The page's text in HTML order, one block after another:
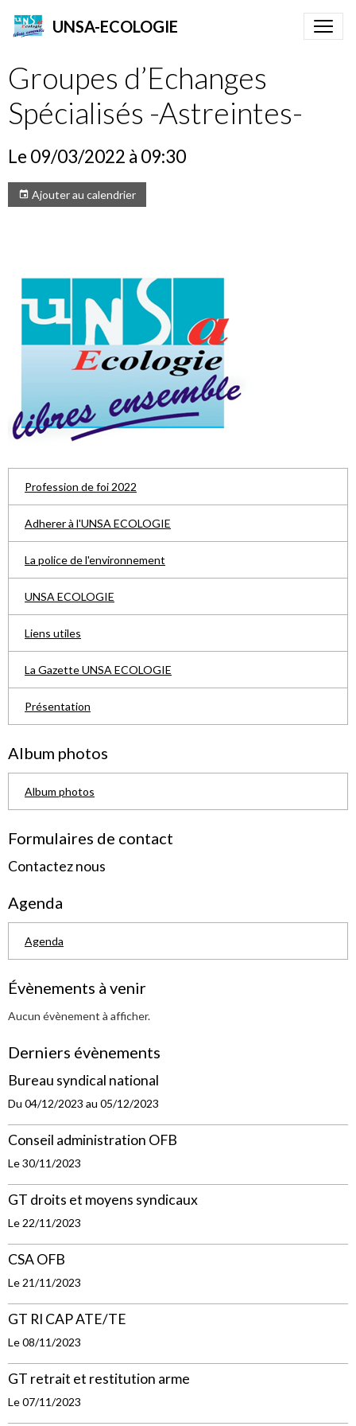
UNSA-ECOLOGIE
Groupes d’Echanges
Spécialisés -Astreintes-
Le 09/03/2022 à 09:30
Ajouter au calendrier
Profession de foi 2022
Adherer à l'UNSA ECOLOGIE
La police de l'environnement
UNSA ECOLOGIE
Liens utiles
La Gazette UNSA ECOLOGIE
Présentation
Album photos
Album photos
Formulaires de contact
Contactez nous
Agenda
Agenda
Évènements à venir
Aucun évènement à afficher.
Derniers évènements
Bureau syndical national
Du 04/12/2023 au 05/12/2023
Conseil administration OFB
Le 30/11/2023
GT droits et moyens syndicaux
Le 22/11/2023
CSA OFB
Le 21/11/2023
GT RI CAP ATE/TE
Le 08/11/2023
GT retrait et restitution arme
Le 07/11/2023